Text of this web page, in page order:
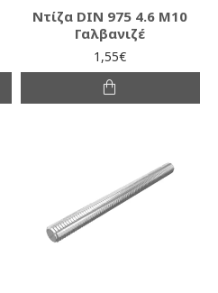
Ντίζα DIN 975 4.6 M10
Γαλβανιζέ
1,55€